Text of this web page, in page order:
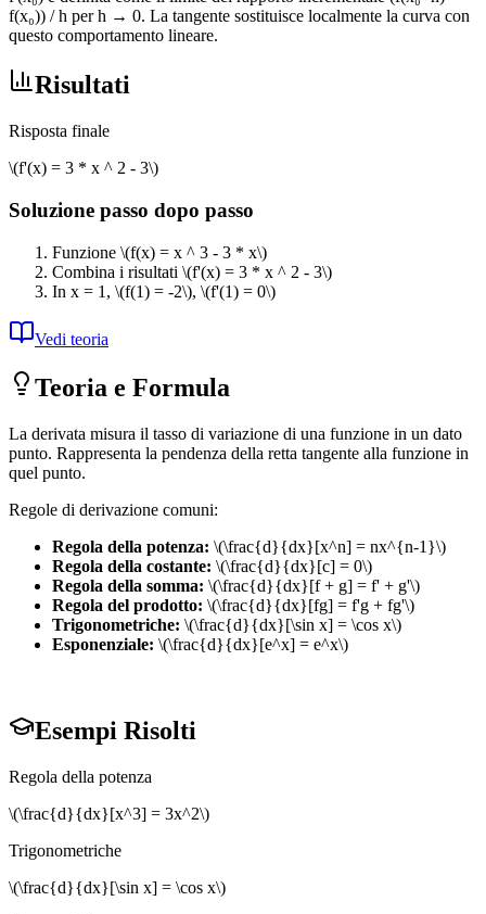
f(x₀)) / h per h → 0. La tangente sostituisce localmente la curva con
questo comportamento lineare.
Risultati
Risposta finale
\(f'(x) = 3 * x ^ 2 - 3\)
Soluzione passo dopo passo
Funzione \(f(x) = x ^ 3 - 3 * x\)
Combina i risultati \(f'(x) = 3 * x ^ 2 - 3\)
In x = 1, \(f(1) = -2\), \(f'(1) = 0\)
Vedi teoria
Teoria e Formula
La derivata misura il tasso di variazione di una funzione in un dato
punto. Rappresenta la pendenza della retta tangente alla funzione in
quel punto.
Regole di derivazione comuni:
Regola della potenza: \(\frac{d}{dx}[x^n] = nx^{n-1}\)
Regola della costante: \(\frac{d}{dx}[c] = 0\)
Regola della somma: \(\frac{d}{dx}[f + g] = f' + g'\)
Regola del prodotto: \(\frac{d}{dx}[fg] = f'g + fg'\)
Trigonometriche: \(\frac{d}{dx}[\sin x] = \cos x\)
Esponenziale: \(\frac{d}{dx}[e^x] = e^x\)
Esempi Risolti
Regola della potenza
\(\frac{d}{dx}[x^3] = 3x^2\)
Trigonometriche
\(\frac{d}{dx}[\sin x] = \cos x\)